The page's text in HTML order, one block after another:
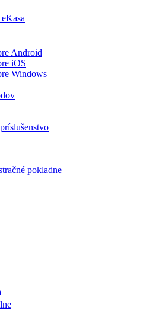
Android
iOS
Windows
pokladne